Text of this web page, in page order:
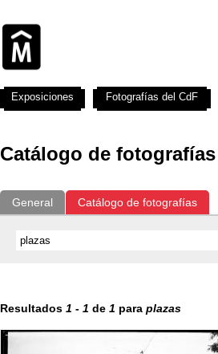
Catálogo de fotografías
General Catálogo de fotografías
Resultados 1 - 1 de 1 para plazas
Exposiciones Fotografías del CdF